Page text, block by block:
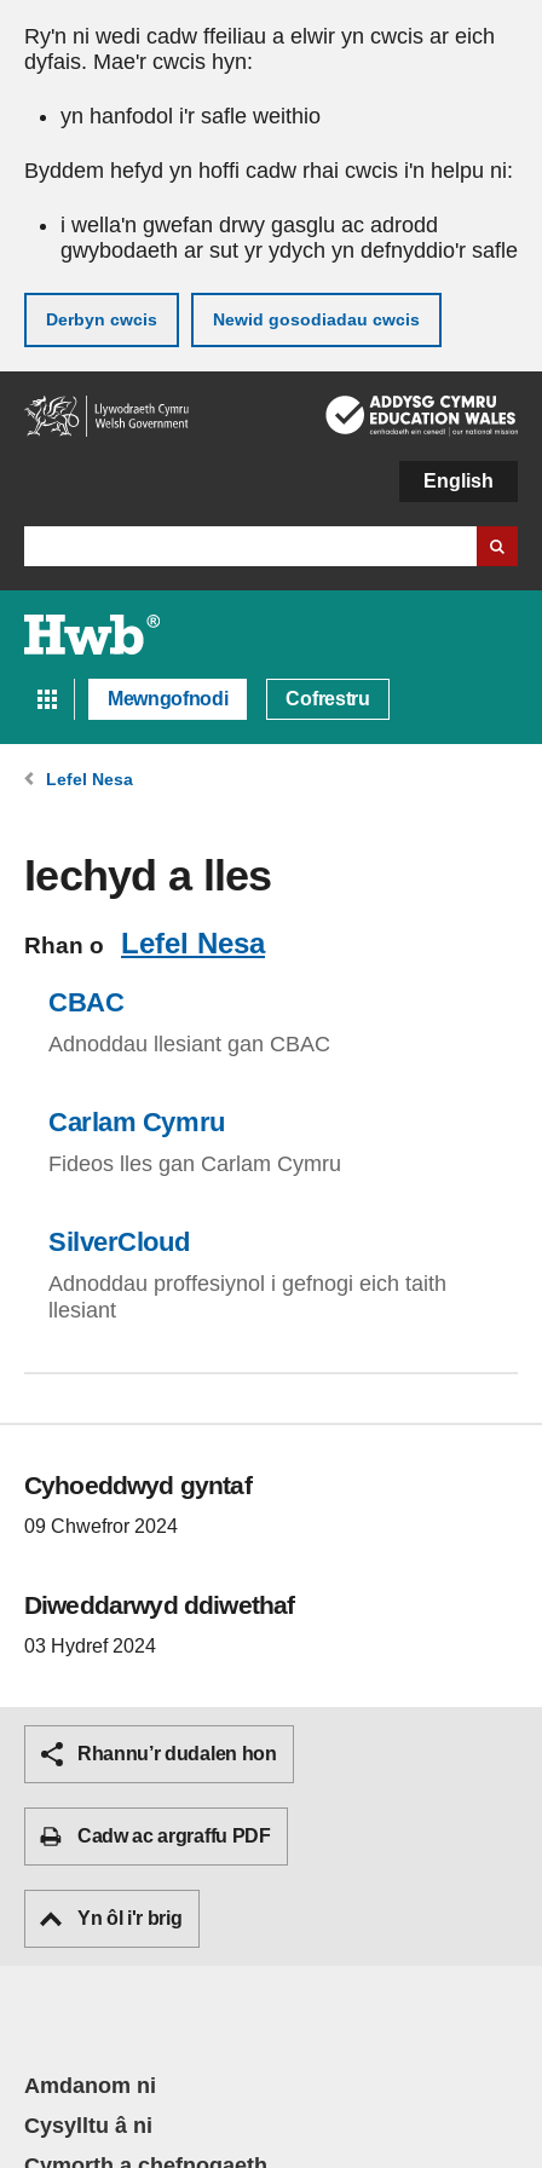
Ry'n ni wedi cadw ffeiliau a elwir yn cwcis ar eich
dyfais. Mae'r cwcis hyn:
yn hanfodol i'r safle weithio
Byddem hefyd yn hoffi cadw rhai cwcis i'n helpu ni:
i wella'n gwefan drwy gasglu ac adrodd
gwybodaeth ar sut yr ydych yn defnyddio'r safle
Derbyn cwcis Newid gosodiadau cwcis
Neidio
i'r
prif
English
Mewngofnodi Cofrestru
Lefel Nesa
Iechyd a lles
Rhan o Lefel Nesa
CBAC
Adnoddau llesiant gan CBAC
Carlam Cymru
Fideos lles gan Carlam Cymru
SilverCloud
Adnoddau proffesiynol i gefnogi eich taith
llesiant
Cyhoeddwyd gyntaf
09 Chwefror 2024
Diweddarwyd ddiwethaf
03 Hydref 2024
Rhannu’r dudalen hon
Cadw ac argraffu PDF
Yn ôl i'r brig
Amdanom ni
Cysylltu â ni